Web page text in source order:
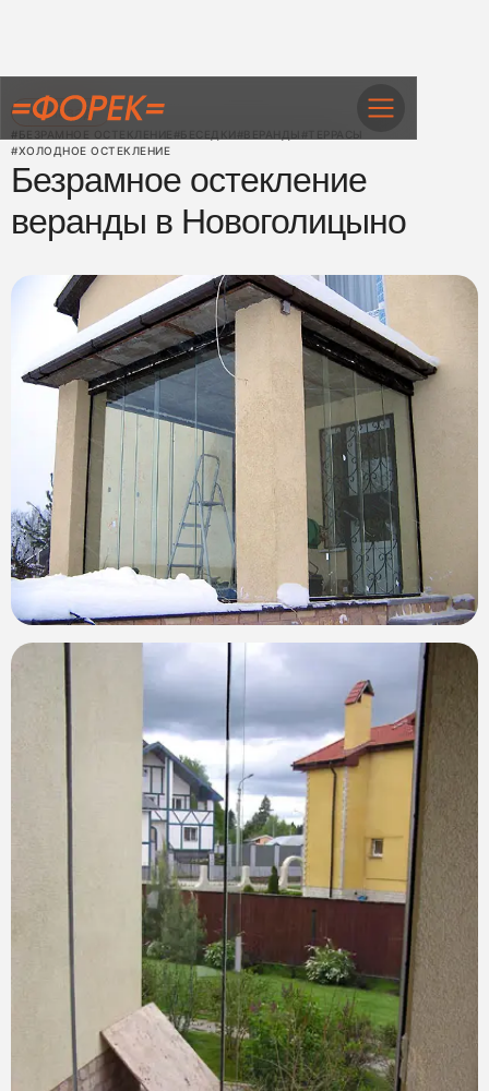
← Назад
#БЕЗРАМНОЕ ОСТЕКЛЕНИЕ #БЕСЕДКИ
#ХОЛОДНОЕ ОСТЕКЛЕНИЕ
Безрамное остекление
веранды в Новоголицыно